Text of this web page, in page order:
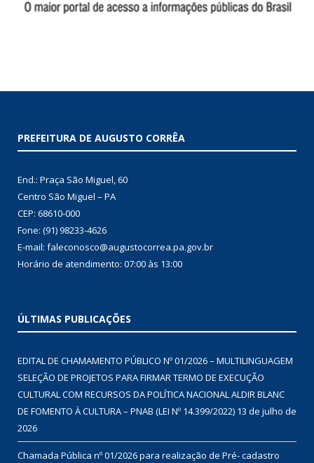
PREFEITURA DE AUGUSTO CORRÊA
End.: Praça São Miguel, 60
Centro São Miguel – PA
CEP: 68610-000
Fone: (91) 98233-4626
E-mail: faleconosco@augustocorrea.pa.gov.br
Horário de atendimento: 07:00 às 13:00
ÚLTIMAS PUBLICAÇÕES
EDITAL DE CHAMAMENTO PÚBLICO Nº 01/2026 – MULTILINGUAGEM
SELEÇÃO DE PROJETOS PARA FIRMAR TERMO DE EXECUÇÃO
CULTURAL COM RECURSOS DA POLÍTICA NACIONAL ALDIR BLANC
DE FOMENTO À CULTURA – PNAB (LEI Nº 14.399/2022) 13 de julho de
2026
Chamada Pública nº 01/2026 para realização de Pré- cadastro